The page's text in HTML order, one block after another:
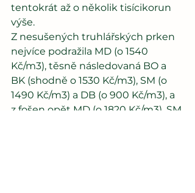
tentokrát až o několik tisícikorun
výše.
Z nesušených truhlářských prken
nejvíce podražila MD (o 1540
Kč/m3), těsně následovaná BO a
BK (shodně o 1530 Kč/m3), SM (o
1490 Kč/m3) a DB (o 900 Kč/m3), a
z fošen opět MD (o 1820 Kč/m3), SM